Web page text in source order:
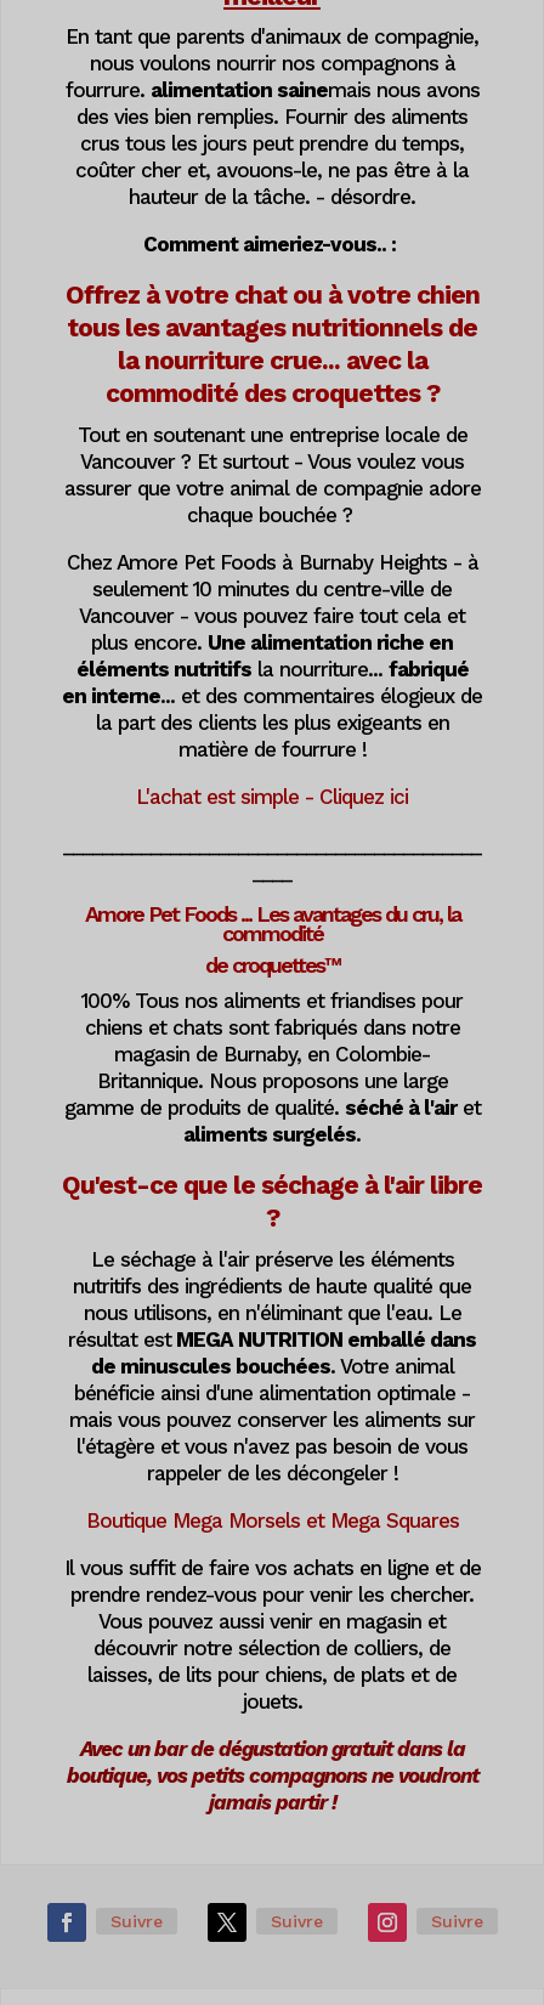
En tant que parents d'animaux de compagnie,
nous voulons nourrir nos compagnons à
fourrure. alimentation sainemais nous avons
des vies bien remplies. Fournir des aliments
crus tous les jours peut prendre du temps,
coûter cher et, avouons-le, ne pas être à la
hauteur de la tâche. - désordre.
Comment aimeriez-vous.. :
Offrez à votre chat ou à votre chien
tous les avantages nutritionnels de
la nourriture crue... avec la
commodité des croquettes ?
Tout en soutenant une entreprise locale de
Vancouver ? Et surtout - Vous voulez vous
assurer que votre animal de compagnie adore
chaque bouchée ?
Chez Amore Pet Foods à Burnaby Heights - à
seulement 10 minutes du centre-ville de
Vancouver - vous pouvez faire tout cela et
plus encore. Une alimentation riche en
éléments nutritifsla nourriture... fabriqué
en interne... et des commentaires élogieux de
la part des clients les plus exigeants en
matière de fourrure !
L'achat est simple - Cliquez ici
Amore Pet Foods ... Les avantages du cru, la
commodité
de croquettes™
100% Tous nos aliments et friandises pour
chiens et chats sont fabriqués dans notre
magasin de Burnaby, en Colombie-
Britannique. Nous proposons une large
gamme de produits de qualité. séché à l'airet
aliments surgelés.
Qu'est-ce que le séchage à l'air libre
?
Le séchage à l'air préserve les éléments
nutritifs des ingrédients de haute qualité que
nous utilisons, en n'éliminant que l'eau. Le
résultat estMEGA NUTRITION emballé dans
de minuscules bouchées. Votre animal
bénéficie ainsi d'une alimentation optimale -
mais vous pouvez conserver les aliments sur
l'étagère et vous n'avez pas besoin de vous
rappeler de les décongeler !
Boutique Mega Morsels et Mega Squares
Il vous suffit de faire vos achats en ligne et de
prendre rendez-vous pour venir les chercher.
Vous pouvez aussi venir en magasin et
découvrir notre sélection de colliers, de
laisses, de lits pour chiens, de plats et de
jouets.
Avec un bar de dégustation gratuit dans la
boutique, vos petits compagnons ne voudront
jamais partir !
Suivre Suivre Suivre